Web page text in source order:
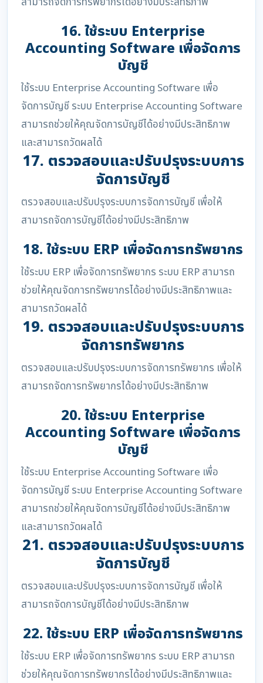
16. ใช้ระบบ Enterprise
Accounting Software เพื่อจัดการ
บัญชี
ใช้ระบบ Enterprise Accounting Software เพื่อ
จัดการบัญชี ระบบ Enterprise Accounting Software
สามารถช่วยให้คุณจัดการบัญชีได้อย่างมีประสิทธิภาพ
และสามารถวัดผลได้
17. ตรวจสอบและปรับปรุงระบบการ
จัดการบัญชี
ตรวจสอบและปรับปรุงระบบการจัดการบัญชี เพื่อให้
สามารถจัดการบัญชีได้อย่างมีประสิทธิภาพ
18. ใช้ระบบ ERP เพื่อจัดการทรัพยากร
ใช้ระบบ ERP เพื่อจัดการทรัพยากร ระบบ ERP สามารถ
ช่วยให้คุณจัดการทรัพยากรได้อย่างมีประสิทธิภาพและ
สามารถวัดผลได้
19. ตรวจสอบและปรับปรุงระบบการ
จัดการทรัพยากร
ตรวจสอบและปรับปรุงระบบการจัดการทรัพยากร เพื่อให้
สามารถจัดการทรัพยากรได้อย่างมีประสิทธิภาพ
20. ใช้ระบบ Enterprise
Accounting Software เพื่อจัดการ
บัญชี
ใช้ระบบ Enterprise Accounting Software เพื่อ
จัดการบัญชี ระบบ Enterprise Accounting Software
สามารถช่วยให้คุณจัดการบัญชีได้อย่างมีประสิทธิภาพ
และสามารถวัดผลได้
21. ตรวจสอบและปรับปรุงระบบการ
จัดการบัญชี
ตรวจสอบและปรับปรุงระบบการจัดการบัญชี เพื่อให้
สามารถจัดการบัญชีได้อย่างมีประสิทธิภาพ
22. ใช้ระบบ ERP เพื่อจัดการทรัพยากร
ใช้ระบบ ERP เพื่อจัดการทรัพยากร ระบบ ERP สามารถ
ช่วยให้คุณจัดการทรัพยากรได้อย่างมีประสิทธิภาพและ